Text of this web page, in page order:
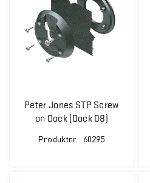
Peter Jones STP Screw
on Dock (Dock 08)
Produktnr. 60295